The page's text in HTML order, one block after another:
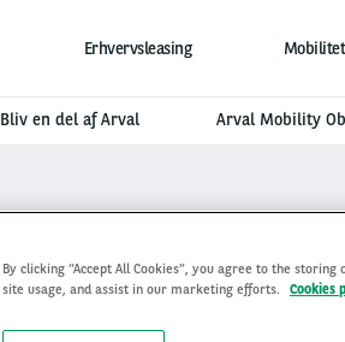
Erhvervsleasing
Bliv en del af Arval Arval Mobility
By clicking “Accept All Cookies”, you agree to the
site usage, and assist in our marketing efforts.
Cookies